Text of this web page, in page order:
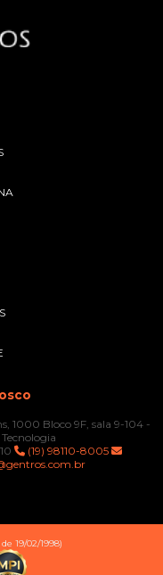
1000 Bloco 9F, sala 9-104 -
(19) 98110-8005
19/02/1998)